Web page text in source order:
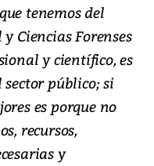
tenemos del
Ciencias Forenses
y científico, es
sector público; si
es porque no
recursos,
y